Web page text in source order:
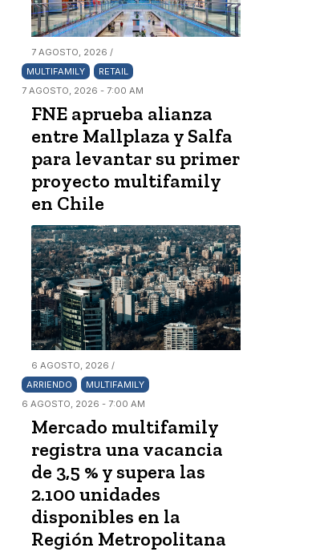
7 AGOSTO, 2026 /
MULTIFAMILY
RETAIL
7 AGOSTO, 2026 - 7:00 AM
FNE aprueba alianza
entre Mallplaza y Salfa
para levantar su primer
proyecto multifamily
en Chile
6 AGOSTO, 2026 /
ARRIENDO
MULTIFAMILY
6 AGOSTO, 2026 - 7:00 AM
Mercado multifamily
registra una vacancia
de 3,5 % y supera las
2.100 unidades
disponibles en la
Región Metropolitana